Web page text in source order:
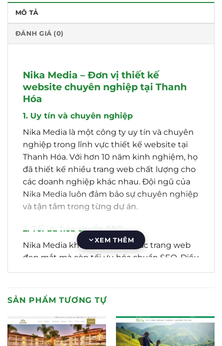
MÔ TẢ
ĐÁNH GIÁ (0)
Nika Media – Đơn vị thiết kế
website chuyên nghiệp tại Thanh
Hóa
1. Uy tín và chuyên nghiệp
Nika Media là một công ty uy tín và chuyên
nghiệp trong lĩnh vực thiết kế website tại
Thanh Hóa. Với hơn 10 năm kinh nghiệm, họ
đã thiết kế nhiều trang web chất lượng cho
các doanh nghiệp khác nhau. Đội ngũ của
Nika Media luôn đảm bảo sự chuyên nghiệp
và tận tâm trong từng dự án.
2. Tối ưu hóa chuẩn SEO
Nika Media không chỉ tạo ra các trang web
đẹp mắt mà còn tối ưu hóa chuẩn SEO. Điều
này giúp trang web của bạn dễ dàng được
Google. Tối ưu hóa SEO là một yếu tố quan
trọng để thu hút khách hàng và tăng cơ hội
kinh doanh.
3. Hỗ trợ 24/7 và bảo hành trọn đời
XEM THÊM
SẢN PHẨM TƯƠNG TỰ